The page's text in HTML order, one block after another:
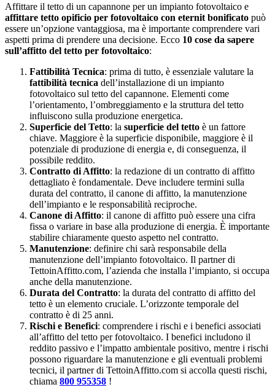
Affittare il tetto di un capannone per un impianto fotovoltaico e
affittare tetto opificio per fotovoltaico con eternit bonificato può
essere un’opzione vantaggiosa, ma è importante comprendere vari
aspetti prima di prendere una decisione. Ecco 10 cose da sapere
sull’affitto del tetto per fotovoltaico:
Fattibilità Tecnica: prima di tutto, è essenziale valutare la
fattibilità tecnica dell’installazione di un impianto
fotovoltaico sul tetto del capannone. Elementi come
l’orientamento, l’ombreggiamento e la struttura del tetto
influiscono sulla produzione energetica.
Superficie del Tetto: la superficie del tetto è un fattore
chiave. Maggiore è la superficie disponibile, maggiore è il
potenziale di produzione di energia e, di conseguenza, il
possibile reddito.
Contratto di Affitto: la redazione di un contratto di affitto
dettagliato è fondamentale. Deve includere termini sulla
durata del contratto, il canone di affitto, la manutenzione
dell’impianto e le responsabilità reciproche.
Canone di Affitto: il canone di affitto può essere una cifra
fissa o variare in base alla produzione di energia. È importante
stabilire chiaramente questo aspetto nel contratto.
Manutenzione: definire chi sarà responsabile della
manutenzione dell’impianto fotovoltaico. Il partner di
TettoinAffitto.com, l’azienda che installa l’impianto, si occupa
anche della manutenzione.
Durata del Contratto: la durata del contratto di affitto del
tetto è un elemento cruciale. L’orizzonte temporale del
contratto è di 25 anni.
Rischi e Benefici: comprendere i rischi e i benefici associati
all’affitto del tetto per fotovoltaico. I benefici includono il
reddito passivo e l’impatto ambientale positivo, mentre i rischi
possono riguardare la manutenzione e gli eventuali problemi
tecnici, il partner di TettoinAffitto.com si accolla questi rischi,
chiama 800 955358 !